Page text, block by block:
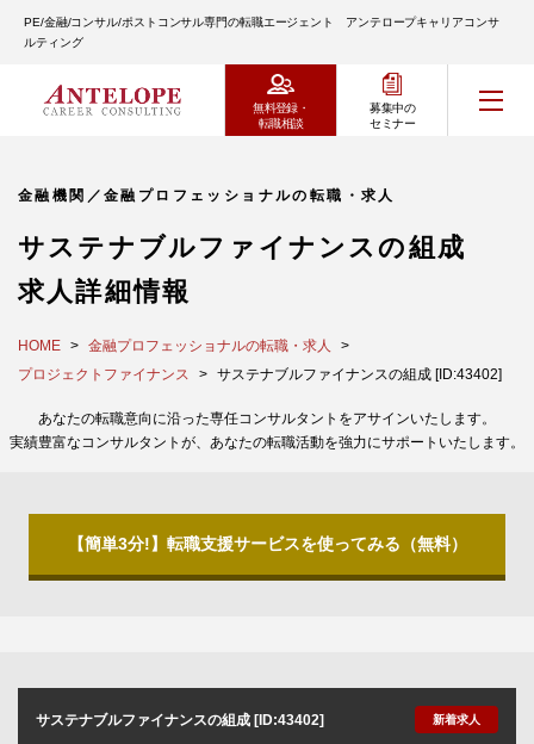
PE/金融/コンサル/ポストコンサル専門の転職エージェント アンテロープキャリアコンサ
ルティング
無料登録・
転職相談
募集中の
セミナー
金融機関／金融プロフェッショナルの転職・求人
サステナブルファイナンスの組成
求人詳細情報
HOME
金融プロフェッショナルの転職・求人
プロジェクトファイナンス
サステナブルファイナンスの組成 [ID:43402]
あなたの転職意向に沿った専任コンサルタントをアサインいたします。
実績豊富なコンサルタントが、あなたの転職活動を強力にサポートいたします。
【簡単3分!】転職支援サービスを使ってみる（無料）
サステナブルファイナンスの組成 [ID:43402] 新着求人